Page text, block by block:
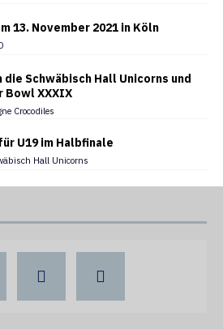
13. November 2021 in Köln
Schwäbisch Hall Unicorns und
Bowl XXXIX
Crocodiles
U19 im Halbfinale
Hall Unicorns